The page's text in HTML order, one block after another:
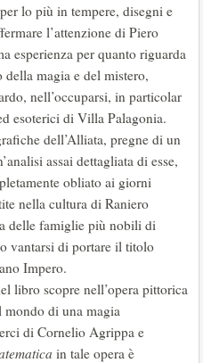
lo più in tempere, disegni e
l’attenzione di Piero
esperienza per quanto riguarda
magia e del mistero,
nell’occuparsi, in particolar
esoterici di Villa Palagonia.
dell’Alliata, pregne di un
assai dettagliata di esse,
obliato ai giorni
nella cultura di Raniero
delle famiglie più nobili di
vantarsi di portare il titolo
Impero.
libro scopre nell’opera pittorica
di una magia
di Cornelio Agrippa e
in tale opera è